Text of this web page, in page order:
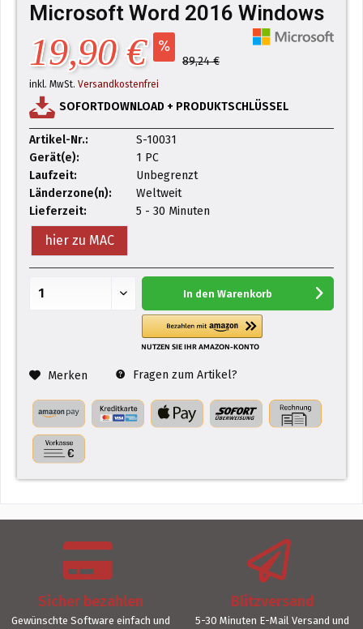
Microsoft Word 2016 Windows
19,90 € 89,24 €
inkl. MwSt. Versandkostenfrei
SOFORTDOWNLOAD + PRODUKTSCHLÜSSEL
Artikel-Nr.:
S-10031
Gerät(e):
1 PC
Laufzeit:
Unbegrenzt
Länderzone(n):
Weltweit
Lieferzeit:
5 - 30 Minuten
hier zu MAC
In den Warenkorb
Merken Fragen zum Artikel?
Sicher bezahlen
Gewünschte Software einfach und
Blitzversand
5-30 Minuten E-Mail Versand und